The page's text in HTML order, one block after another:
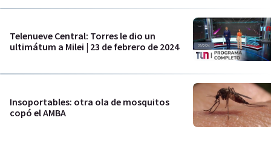
Telenueve Central: Torres le dio un
ultimátum a Milei | 23 de febrero de 2024
Insoportables: otra ola de mosquitos
copó el AMBA